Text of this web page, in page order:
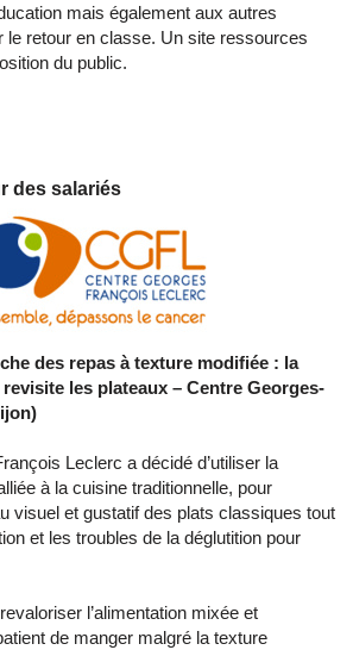
mais également aux autres
le retour en classe. Un site ressources
du public.
des salariés
des repas à texture modifiée : la
les plateaux – Centre Georges-
Leclerc a décidé d’utiliser la
à la cuisine traditionnelle, pour
visuel et gustatif des plats classiques tout
et les troubles de la déglutition pour
l’alimentation mixée et
de manger malgré la texture